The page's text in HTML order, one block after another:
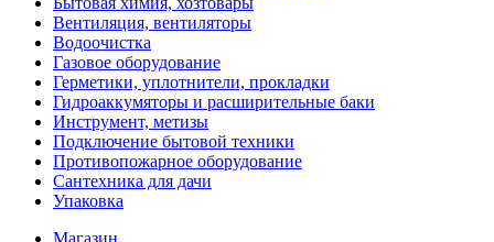
Вентиляция, вентиляторы
Водоочистка
Газовое оборудование
Герметики, уплотнители, прокладки
Гидроаккумяторы и расширительные баки
Инструмент, метизы
Подключение бытовой техники
Противопожарное оборудование
Сантехника для дачи
Упаковка